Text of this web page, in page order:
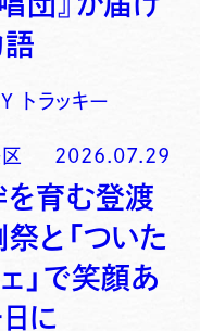
トラッキー
2026.07.29
育む登渡
と「ついた
」で笑顔あ
に